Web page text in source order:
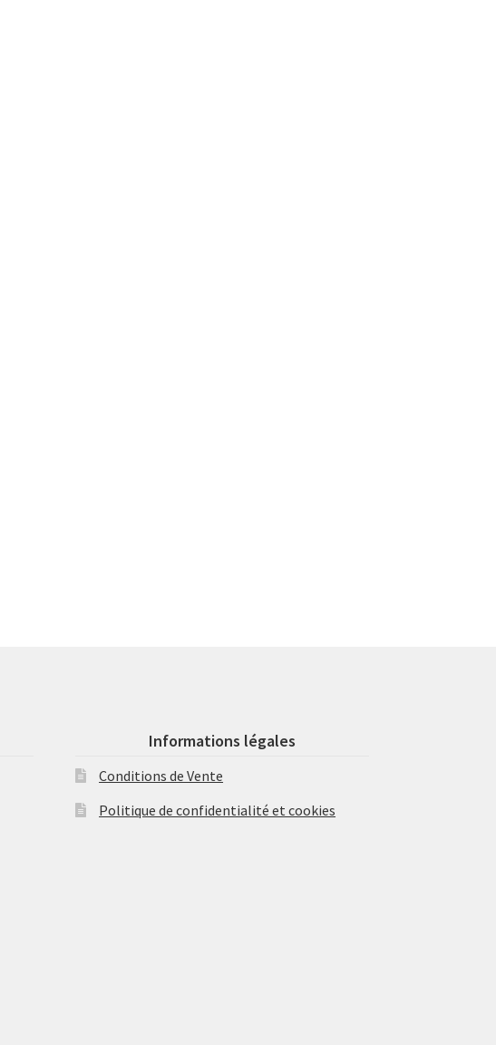
Informations légales
Conditions de Vente
Politique de confidentialité et cookies